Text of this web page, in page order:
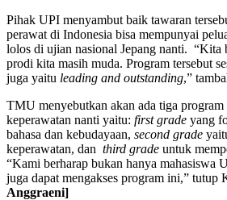
Pihak UPI menyambut baik tawaran
perawat di Indonesia bisa mempunyai
lolos di ujian nasional Jepang nanti. “Kita
prodi kita masih muda. Program tersebut
juga yaitu leading and outstanding,”
TMU menyebutkan akan ada tiga
keperawatan nanti yaitu: first grade yang
bahasa dan kebudayaan, second grade
keperawatan, dan third grade untuk
“Kami berharap bukan hanya mahasiswa
juga dapat mengakses program ini,” tutup
Anggraeni]